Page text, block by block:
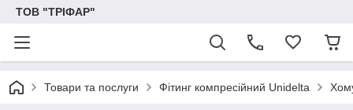
ТОВ "ТРІФАР"
Товари та послуги Фітинг компресійний Unidelta